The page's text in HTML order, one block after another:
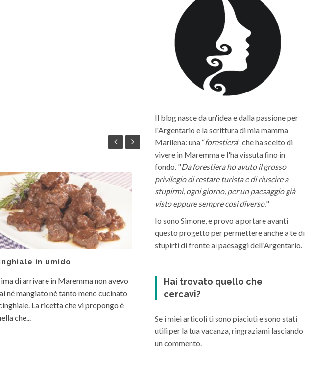
in umido
di arrivare in Maremma non avevo
né mangiato né tanto meno cucinato
La ricetta che vi propongo è
che...
Quali sono i migliori vini della
Maremma Toscana
condizioni climatiche e morfologiche del
suo territorio, riesce a dare vita a grandi
vini di varia...
Il blog nasce da un'idea e dalla passione per
l'Argentario e la scrittura di mia mamma
Marilena: una “forestiera” che ha scelto di
vivere in Maremma e l'ha vissuta fino in
fondo. "Da forestiera ho avuto il grosso
privilegio di restare turista e di riuscire a
stupirmi, ogni giorno, per un paesaggio già
visto eppure sempre così diverso."
Io sono Simone, e provo a portare avanti
questo progetto per permettere anche a te di
stupirti di fronte ai paesaggi dell'Argentario.
Hai trovato quello che
cercavi?
Se i miei articoli ti sono piaciuti e sono stati
utili per la tua vacanza, ringraziami lasciando
un commento.